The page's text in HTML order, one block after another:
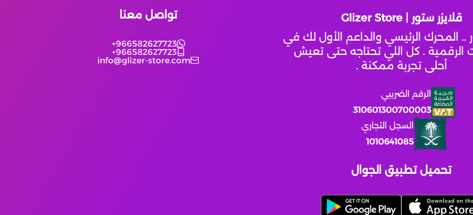
قلايزر ستور | Glizer Store
.. المحرك الرئيسي والداعم الأول لك في
الرقمية . كل اللي تحتاجه حتى تعيش
أحلى تجربة ممكنة .
الرقم الضريبي
310601300700003
السجل التجاري
1010641085
تواصل معنا
+966582627723
+966582627723
info@glizer-store.com
تحميل تطبيق الجوال